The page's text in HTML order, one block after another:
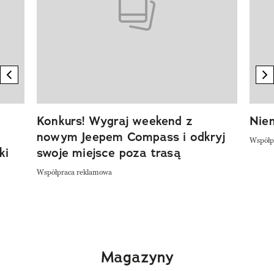
previous element
Konkurs! Wygraj weekend z
nowym Jeepem Compass i odkryj
swoje miejsce poza trasą
Współpraca reklamowa
Magazyny